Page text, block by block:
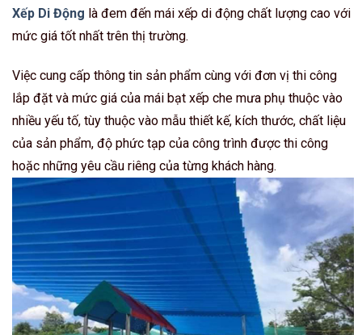
Xếp Di Động là đem đến mái xếp di động chất lượng cao với
mức giá tốt nhất trên thị trường.
Việc cung cấp thông tin sản phẩm cùng với đơn vị thi công
lắp đặt và mức giá của mái bạt xếp che mưa phụ thuộc vào
nhiều yếu tố, tùy thuộc vào mẫu thiết kế, kích thước, chất liệu
của sản phẩm, độ phức tạp của công trình được thi công
hoặc những yêu cầu riêng của từng khách hàng.